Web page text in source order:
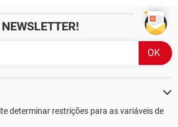
determinar restrições para as variáveis de